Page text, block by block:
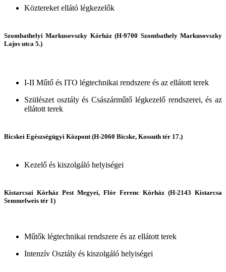
Köztereket ellátó légkezelők
Szombathelyi Markusovszky Kórház (H-9700 Szombathely Markusovszky
Lajos utca 5.)
I-II Műtő és ITO légtechnikai rendszere és az ellátott terek
Szülészet osztály és Császárműtő légkezelő rendszerei, és az
ellátott terek
Bicskei Egészségügyi Központ (H-2060 Bicske, Kossuth tér 17.)
Kezelő és kiszolgáló helyiségei
Kistarcsai Kórház Pest Megyei, Flór Ferenc Kórház (H-2143 Kistarcsa
Semmelweis tér 1)
Műtők légtechnikai rendszere és az ellátott terek
Intenzív Osztály és kiszolgáló helyiségei